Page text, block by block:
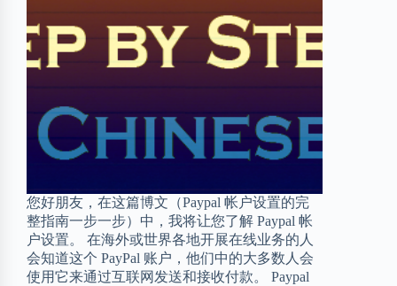
您好朋友，在这篇博文（Paypal 帐户设置的完
整指南一步一步）中，我将让您了解 Paypal 帐
户设置。 在海外或世界各地开展在线业务的人
会知道这个 PayPal 账户，他们中的大多数人会
使用它来通过互联网发送和接收付款。 Paypal